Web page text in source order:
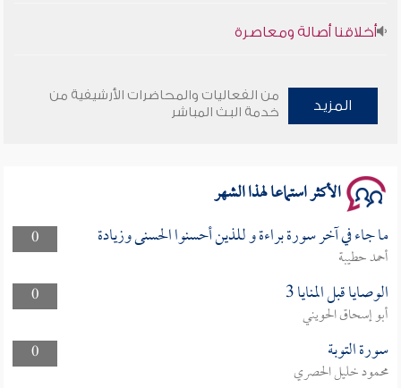
سلسلة محاضرات نفحات رمضانية 1444هـ
المزيد
من الفعاليات والمحاضرات الأرشيفية من
خدمة البث المباشر
الأكثر استماعا لهذا الشهر
0 ما جاء في آخر سورة براءة و للذين أحسنوا الحسنى وزيادة
أحمد حطيبة
0
الوصايا قبل المنايا 3
أبو إسحاق الحويني
0
سورة التوبة
محمود خليل الحصري